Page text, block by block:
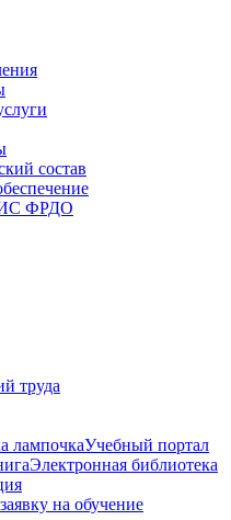
состав
ФРДО
труда
Учебный портал
Электронная библиотека
на обучение